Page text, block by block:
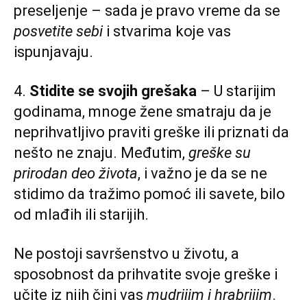
preseljenje – sada je pravo vreme da se
posvetite sebi i stvarima koje vas
ispunjavaju.
4. Stidite se svojih grešaka – U starijim
godinama, mnoge žene smatraju da je
neprihvatljivo praviti greške ili priznati da
nešto ne znaju. Međutim, greške su
prirodan deo života, i važno je da se ne
stidimo da tražimo pomoć ili savete, bilo
od mlađih ili starijih.
Ne postoji savršenstvo u životu, a
sposobnost da prihvatite svoje greške i
učite iz njih čini vas mudrijim i hrabrijim.